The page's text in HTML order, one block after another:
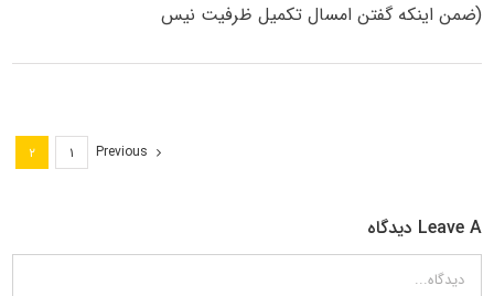
(ضمن اینکه گفتن امسال تکمیل ظرفیت نیس
Previous ۱ ۲
Leave A دیدگاه
دیدگاه